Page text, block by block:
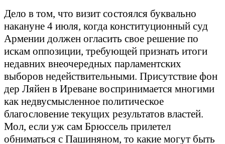
Дело в том, что визит состоялся буквально
накануне 4 июля, когда конституционный суд
Армении должен огласить свое решение по
искам оппозиции, требующей признать итоги
недавних внеочередных парламентских
выборов недействительными. Присутствие фон
дер Ляйен в Иреване воспринимается многими
как недвусмысленное политическое
благословение текущих результатов властей.
Мол, если уж сам Брюссель прилетел
обниматься с Пашиняном, то какие могут быть